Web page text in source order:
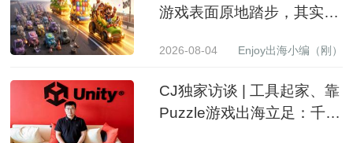
游戏表面原地踏步，其实已
2026-08-04 Enjoy出海小编（刚）
CJ独家访谈 | 工具起家、靠
Puzzle游戏出海立足：千万